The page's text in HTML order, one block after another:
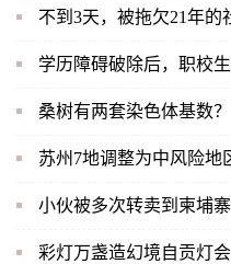
不到3天，被拖欠21年的
学历障碍破除后，职校
桑树有两套染色体基数
苏州7地调整为中风险地
小伙被多次转卖到柬埔
彩灯万盏造幻境自贡灯